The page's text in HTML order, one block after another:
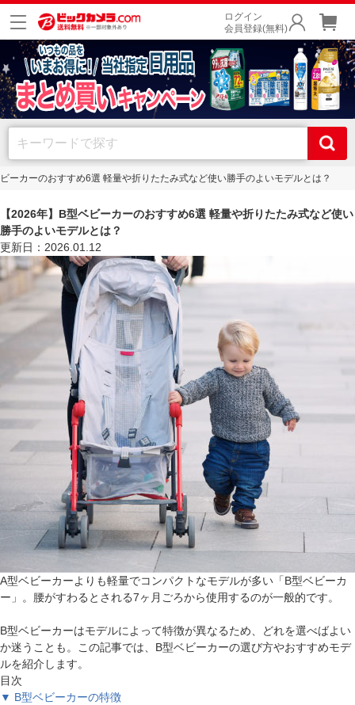
ログイン
会員登録(無料)
ーカーのおすすめ6選 軽量や折りたたみ式など使い勝手のよいモデルとは？
【2026年】B型ベビーカーのおすすめ6選 軽量や折りたたみ式など使い
勝手のよいモデルとは？
更新日：2026.01.12
A型ベビーカーよりも軽量でコンパクトなモデルが多い「B型ベビーカ
ー」。腰がすわるとされる7ヶ月ごろから使用するのが一般的です。
B型ベビーカーはモデルによって特徴が異なるため、どれを選べばよい
か迷うことも。この記事では、B型ベビーカーの選び方やおすすめモデ
ルを紹介します。
目次
▼ B型ベビーカーの特徴